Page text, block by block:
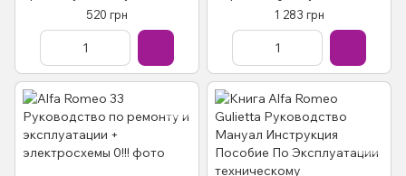
электросхемы 97-03 бензин,
дизель
520 грн
Справочник Мануал
Пособие По Ремонту
Эксплуатации схемы c 2005
1 283 грн